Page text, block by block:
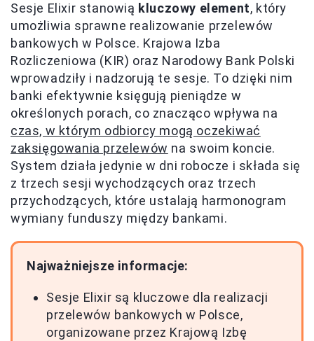
Sesje Elixir stanowią kluczowy element, który
umożliwia sprawne realizowanie przelewów
bankowych w Polsce. Krajowa Izba
Rozliczeniowa (KIR) oraz Narodowy Bank Polski
wprowadziły i nadzorują te sesje. To dzięki nim
banki efektywnie księgują pieniądze w
określonych porach, co znacząco wpływa na
czas, w którym odbiorcy mogą oczekiwać
zaksięgowania przelewów na swoim koncie.
System działa jedynie w dni robocze i składa się
z trzech sesji wychodzących oraz trzech
przychodzących, które ustalają harmonogram
wymiany funduszy między bankami.
Najważniejsze informacje:
Sesje Elixir są kluczowe dla realizacji
przelewów bankowych w Polsce,
organizowane przez Krajową Izbę